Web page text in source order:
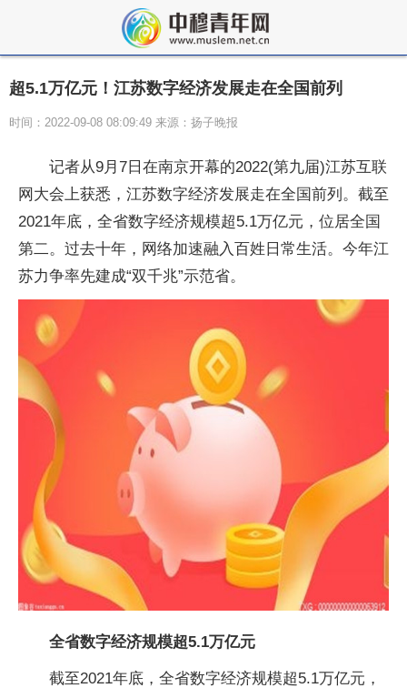
超5.1万亿元！江苏数字经济发展走在全国前列
时间：2022-09-08 08:09:49 来源：扬子晚报
记者从9月7日在南京开幕的2022(第九届)江苏互联
网大会上获悉，江苏数字经济发展走在全国前列。截至
2021年底，全省数字经济规模超5.1万亿元，位居全国
第二。过去十年，网络加速融入百姓日常生活。今年江
苏力争率先建成“双千兆”示范省。
全省数字经济规模超5.1万亿元
截至2021年底，全省数字经济规模超5.1万亿元，